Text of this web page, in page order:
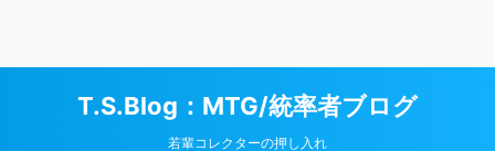
T.S.Blog：MTG/統率者ブログ
若輩コレクターの押し入れ